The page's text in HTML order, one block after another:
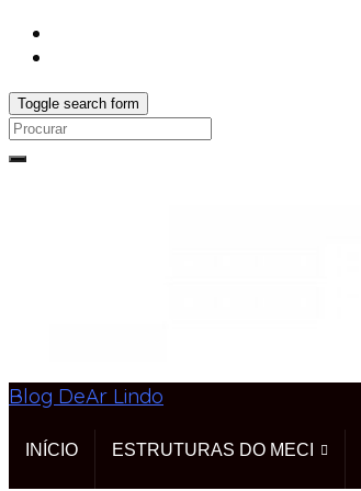
Toggle search form
Search
Blog DeAr Lindo
INÍCIO ESTRUTURAS DO MECI